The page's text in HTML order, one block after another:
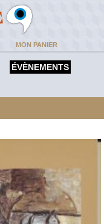
MON PANIER
ÉVÈNEMENTS